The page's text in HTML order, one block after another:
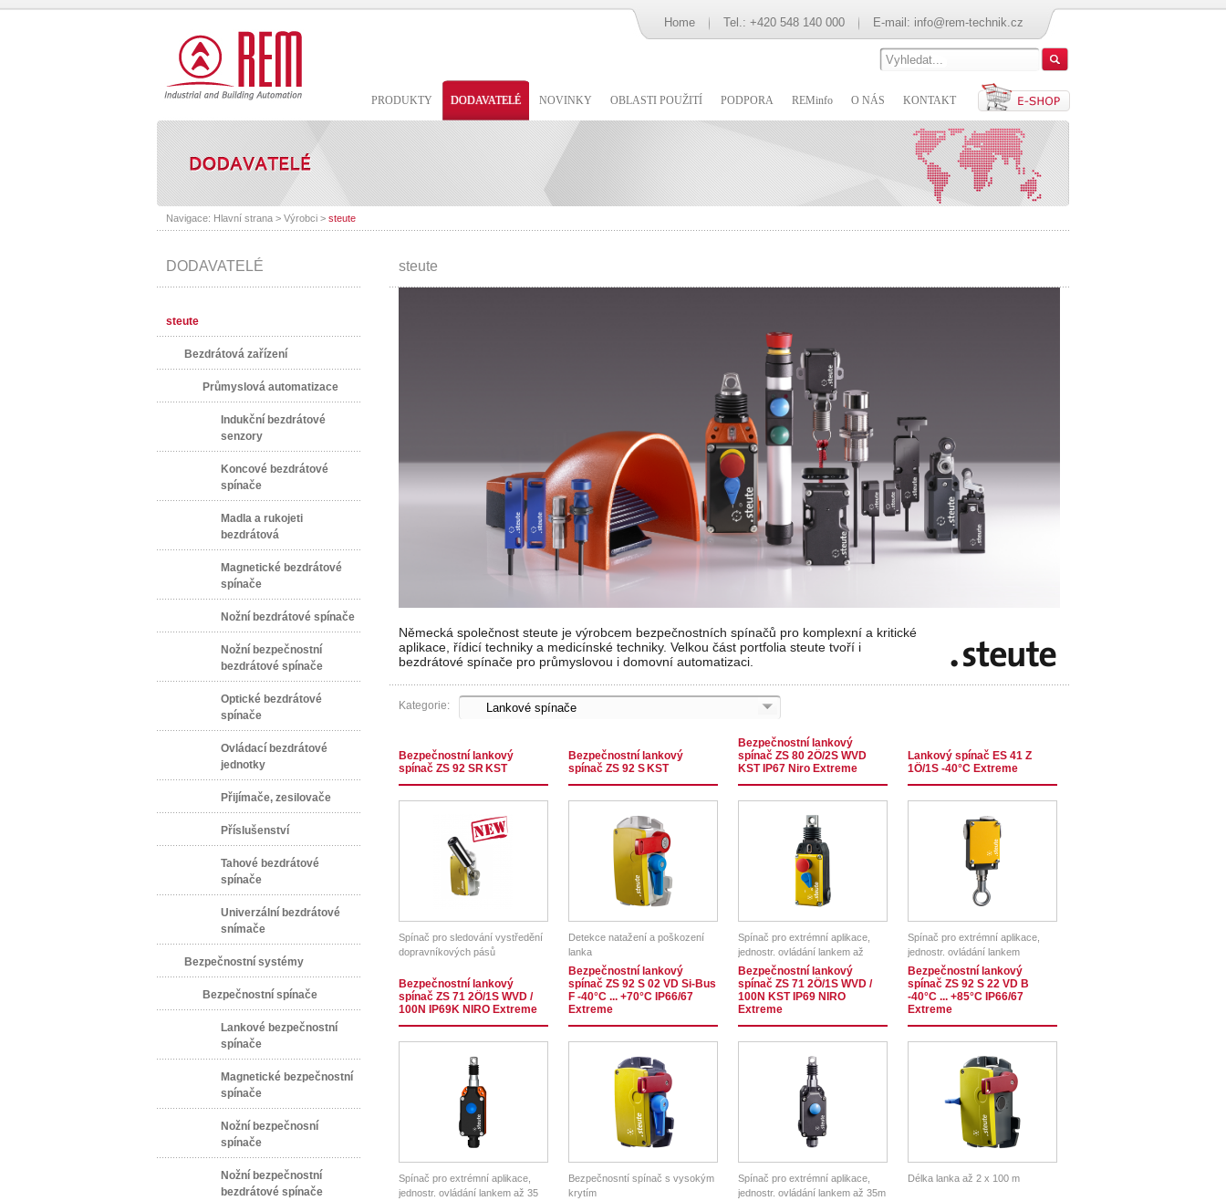
Home Tel.: +420 548 140 000 E-mail: info@rem-technik.cz
PRODUKTY DODAVATELÉ NOVINKY OBLASTI POUŽITÍ PODPORA REMinfo O NÁS KONTAKT
Navigace: Hlavní strana> Výrobci> steute
DODAVATELÉ
steute
Bezdrátová zařízení
Průmyslová automatizace
Indukční bezdrátové
senzory
Koncové bezdrátové
spínače
Madla a rukojeti
bezdrátová
Magnetické bezdrátové
spínače
Nožní bezdrátové spínače
Nožní bezpečnostní
bezdrátové spínače
Optické bezdrátové
spínače
Ovládací bezdrátové
jednotky
Přijímače, zesilovače
Příslušenství
Tahové bezdrátové
spínače
Univerzální bezdrátové
snímače
Bezpečnostní systémy
Bezpečnostní spínače
Lankové bezpečnostní
spínače
Magnetické bezpečnostní
spínače
Nožní bezpečnosní
spínače
Nožní bezpečnostní
bezdrátové spínače
steute
Německá společnost steute je výrobcem bezpečnostních spínačů pro komplexní a kritické
aplikace, řídicí techniky a medicínské techniky. Velkou část portfolia steute tvoří i
bezdrátové spínače pro průmyslovou i domovní automatizaci.
Kategorie:
Bezpečnostní lankový
spínač ZS 92 SR KST
Spínač pro sledování vystředění
dopravníkových pásů
Bezpečnostní lankový
spínač ZS 92 S KST
Detekce natažení a poškození
lanka
Bezpečnostní lankový
spínač ZS 80 2Ö/2S WVD
KST IP67 Niro Extreme
Spínač pro extrémní aplikace,
jednostr. ovládání lankem až
100m
Lankový spínač ES 41 Z
1Ö/1S -40°C Extreme
Spínač pro extrémní aplikace,
jednostr. ovládání lankem
Bezpečnostní lankový
spínač ZS 71 2Ö/1S WVD /
100N IP69K NIRO Extreme
Spínač pro extrémní aplikace,
jednostr. ovládání lankem až 35
Bezpečnostní lankový
spínač ZS 92 S 02 VD Si-Bus
F -40°C ... +70°C IP66/67
Extreme
Bezpečnosntí spínač s vysokým
krytím
Bezpečnostní lankový
spínač ZS 71 2Ö/1S WVD /
100N KST IP69 NIRO
Extreme
Spínač pro extrémní aplikace,
jednostr. ovládání lankem až 35m
Bezpečnostní lankový
spínač ZS 92 S 22 VD B
-40°C ... +85°C IP66/67
Extreme
Délka lanka až 2 x 100 m